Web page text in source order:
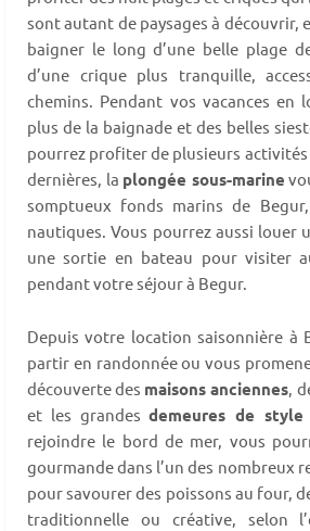
sont autant de paysages à découvrir,
baigner le long d’une belle plage
d’une crique plus tranquille,
chemins. Pendant vos vacances en
plus de la baignade et des belles
pourrez profiter de plusieurs activités
dernières, la plongée sous-marine
somptueux fonds marins de
nautiques. Vous pourrez aussi louer
une sortie en bateau pour visiter
pendant votre séjour à Begur.
Depuis votre location saisonnière à
partir en randonnée ou vous
découverte des maisons anciennes,
et les grandesdemeures de style
rejoindre le bord de mer, vous
gourmande dans l’un des nombreux
pour savourer des poissons au four,
traditionnelle ou créative, selon